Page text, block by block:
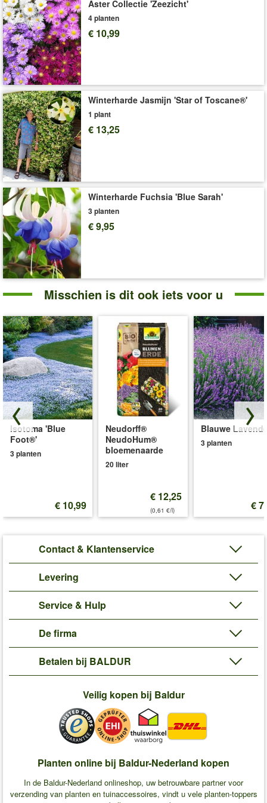
plant zijn ca. 60 cm lang. De eenvoudig te verzorgen planten
staan ​​het liefst op een zonnige tot halfschaduwrijke standplaats
en hebben gering tot matige behoefte aan water en verzorging
nodig. (Calibrachoa-hybride)
Neudorff® NeudoHum bloemenaarde
beste keuze voor zomerbloemen.
Calibrachoa's (petunia's) hebben veel meststof nodig (bijv. art.
nr. 932 of 3519).
Art.nr.:7484
Levering omvat:12 cm-pot
'Calibrachoa'
Plant- en Verzorgingstips
Aster Collectie 'Zeezicht'
4 planten
€ 10,99
Winterharde Jasmijn 'Star of Toscane®'
1 plant
€ 13,25
Winterharde Fuchsia 'Blue Sarah'
3 planten
€ 9,95
Misschien is dit ook iets voor u
Isotoma 'Blue
Foot®'
3 planten
€ 10,99
Neudorff®
NeudoHum®
bloemenaarde
20 liter
€ 12,25
(0,61 €/l)
Blauwe
3 planten
€
Contact & Klantenservice
Levering
Service & Hulp
De firma
Betalen bij BALDUR
Veilig kopen bij Baldur
Planten online bij Baldur-Nederland kopen
In de Baldur-Nederland onlineshop, uw betrouwbare partner voor
verzending van planten en tuinaccessoires, vindt u vele planten-toppers